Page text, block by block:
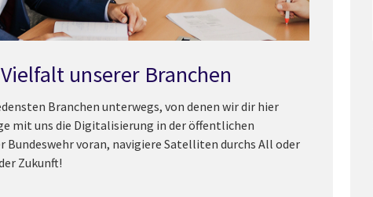
unserer Branchen
Branchen unterwegs, von denen wir dir hier
mit uns die Digitalisierung in der öffentlichen
Bundeswehr voran, navigiere Satelliten durchs All oder
Zukunft!